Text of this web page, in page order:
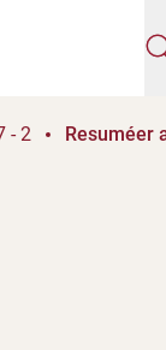
- 2 Resuméer